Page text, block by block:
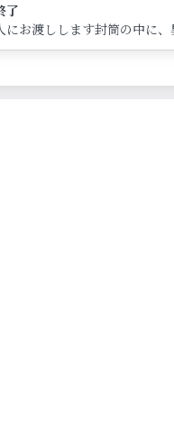
了
にお渡しします封筒の中に